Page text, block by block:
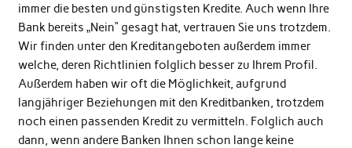
immer die besten und günstigsten Kredite. Auch wenn Ihre
Bank bereits „Nein“ gesagt hat, vertrauen Sie uns trotzdem.
Wir finden unter den Kreditangeboten außerdem immer
welche, deren Richtlinien folglich besser zu Ihrem Profil.
Außerdem haben wir oft die Möglichkeit, aufgrund
langjähriger Beziehungen mit den Kreditbanken, trotzdem
noch einen passenden Kredit zu vermitteln. Folglich auch
dann, wenn andere Banken Ihnen schon lange keine